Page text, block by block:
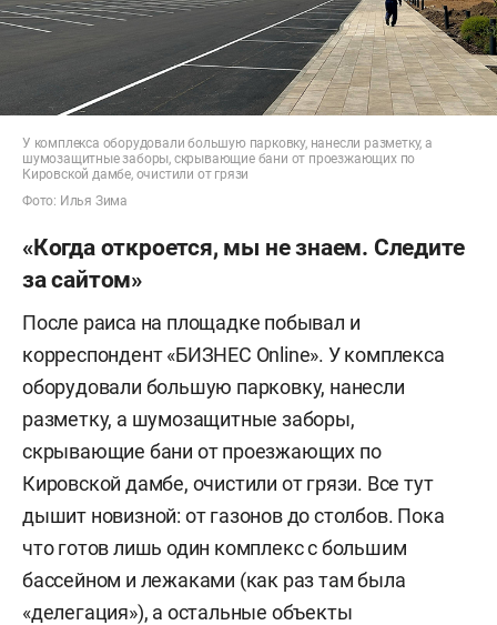
У комплекса оборудовали большую парковку, нанесли разметку, а
шумозащитные заборы, скрывающие бани от проезжающих по
Кировской дамбе, очистили от грязи
Фото: Илья Зима
«Когда откроется, мы не знаем. Следите
за сайтом»
После раиса на площадке побывал и
корреспондент «БИЗНЕС Online». У комплекса
оборудовали большую парковку, нанесли
разметку, а шумозащитные заборы,
скрывающие бани от проезжающих по
Кировской дамбе, очистили от грязи. Все тут
дышит новизной: от газонов до столбов. Пока
что готов лишь один комплекс с большим
бассейном и лежаками (как раз там была
«делегация»), а остальные объекты